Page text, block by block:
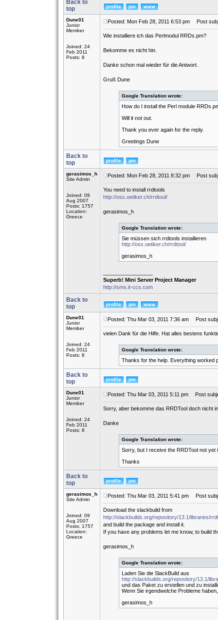
Back to
top
Dune01
Junior
Member
Joined: 24
Feb 2011
Posts: 8
Posted: Mon Feb 28, 2011 6:53 pm Post
Wie installiere ich das Perlmodul RRDs.pm?
Bekomme es nicht hin.
Danke schon mal wieder für die Antwort.
Gruß Dune
Google Translation wrote:
How do I install the Perl module
Will it not out.
Thank you ever again for the reply.
Greetings Dune
Back to
top
gerasimos_h
Site Admin
Joined: 09
Aug 2007
Posts: 1757
Location:
Greece
Posted: Mon Feb 28, 2011 8:32 pm Post
You need to install rrdtools
http://oss.oetiker.ch/rrdtool/
gerasimos_h
Google Translation wrote:
Sie müssen sich rrdtools installieren
http://oss.oetiker.ch/rrdtool/
gerasimos_h
Superb! Mini Server Project Manager
http://sms.it-ccs.com
Back to
top
Dune01
Junior
Member
Joined: 24
Feb 2011
Posts: 8
Posted: Thu Mar 03, 2011 7:36 am Post
vielen Dank für die Hilfe. Hat alles bestens
Google Translation wrote:
Thanks for the help. Everything worked
Back to
top
Dune01
Junior
Member
Joined: 24
Feb 2011
Posts: 8
Posted: Thu Mar 03, 2011 5:11 pm Post
Sorry, aber bekomme das RRDTool doch nicht
Danke
Google Translation wrote:
Sorry, but I receive the RRDTool not
Thanks
Back to
top
gerasimos_h
Site Admin
Joined: 09
Aug 2007
Posts: 1757
Location:
Greece
Posted: Thu Mar 03, 2011 5:41 pm Post
Download the slackbuild from
http://slackbuilds.org/repository/13.1/libraries/
and build the package and install it.
If you have any problems let me know, to build
gerasimos_h
Google Translation wrote:
Laden Sie die SlackBuild aus
http://slackbuilds.org/repository/13.1/
und das Paket zu erstellen und zu
Wenn Sie irgendwelche Probleme
gerasimos_h